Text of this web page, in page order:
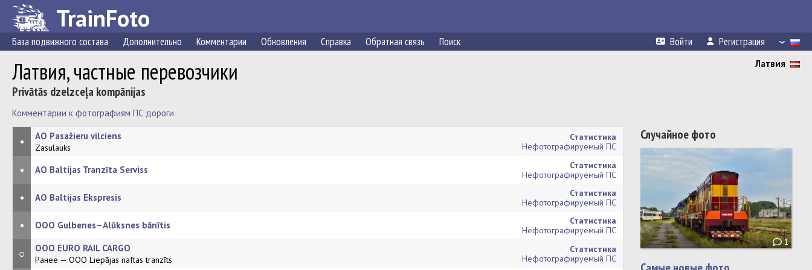
TrainFoto
База подвижного состава Дополнительно Комментарии Обновления Справка Обратная связь Поиск Войти Регистрация
Латвия
Латвия, частные перевозчики
Privātās dzelzceļa kompānijas
Комментарии к фотографиям ПС дороги
• АО Pasažieru vilciens
Zasulauks
Статистика
Нефотографируемый ПС
• АО Baltijas Tranzīta Serviss
Статистика
Нефотографируемый ПС
• АО Baltijas Ekspresis
Статистика
Нефотографируемый ПС
• ООО Gulbenes–Alūksnes bānītis
Статистика
Нефотографируемый ПС
○ ООО EURO RAIL CARGO
Ранее — ООО Liepājas naftas tranzīts
Статистика
Нефотографируемый ПС
Случайное фото
1